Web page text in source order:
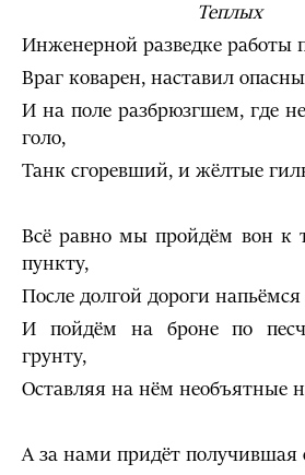
Теплых
Инженерной разведке работы
Враг коварен, наставил
И на поле разбрюзгшем, где
голо,
Танк сгоревший, и жёлтые
Всё равно мы пройдём вон к
пункту,
После долгой дороги
И пойдём на броне по
грунту,
Оставляя на нём необъятные
А за нами придёт получившая